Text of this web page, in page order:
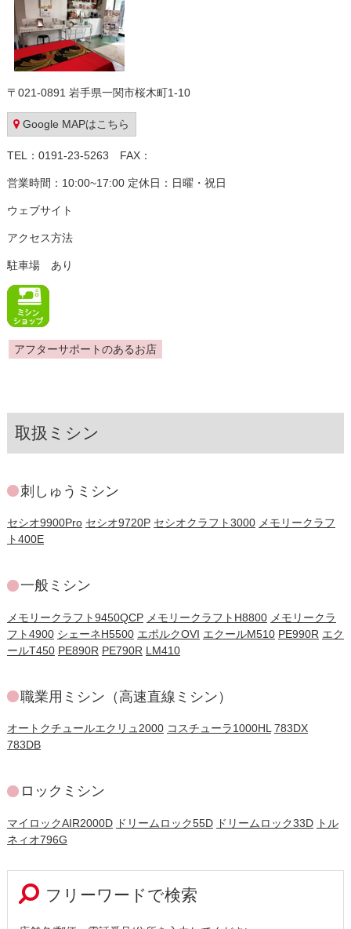
〒021-0891 岩手県一関市桜木町1-10
Google MAPはこちら
TEL：0191-23-5263 FAX：
営業時間：10:00~17:00 定休日：日曜・祝日
ウェブサイト
アクセス方法
駐車場 あり
アフターサポートのあるお店
取扱ミシン
刺しゅうミシン
セシオ9900Pro セシオ9720P セシオクラフト3000 メモリークラフ
ト400E
一般ミシン
メモリークラフト9450QCP メモリークラフトH8800 メモリークラ
フト4900 シェーネH5500 エポルクOVI エクールM510 PE990R エク
ールT450 PE890R PE790R LM410
職業用ミシン（高速直線ミシン）
オートクチュールエクリュ2000 コスチューラ1000HL 783DX
783DB
ロックミシン
マイロックAIR2000D ドリームロック55D ドリームロック33D トル
ネィオ796G
フリーワードで検索